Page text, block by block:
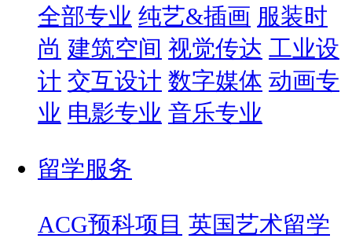
全部专业 纯艺&插画 服装时
尚 建筑空间 视觉传达 工业设
计 交互设计 数字媒体 动画专
业 电影专业 音乐专业
留学服务
ACG预科项目 英国艺术留学